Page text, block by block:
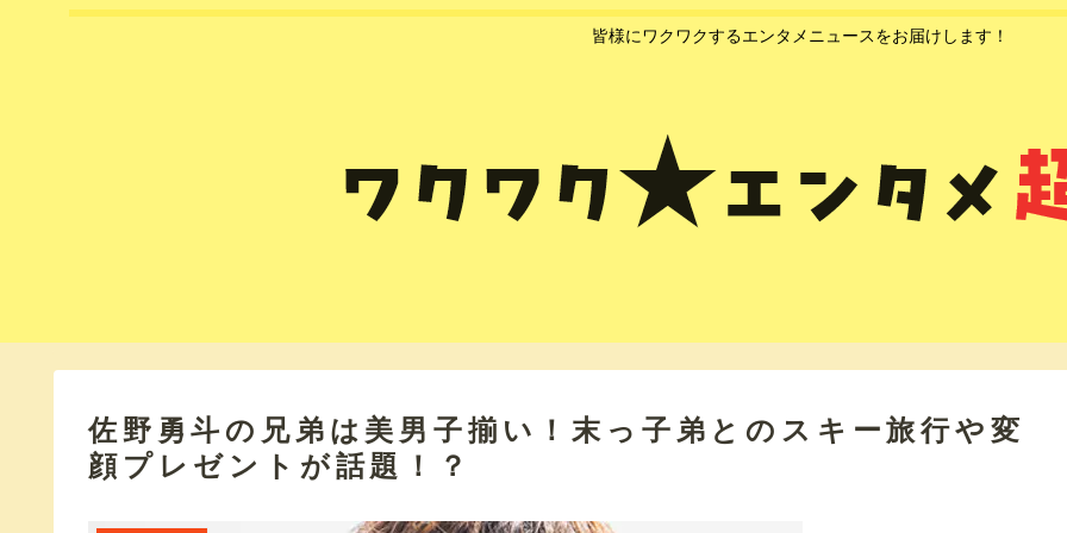
皆様にワクワクするエンタメニュースをお届けします！
佐野勇斗の兄弟は美男子揃い！末っ子弟とのスキー旅行や変
顔プレゼントが話題！？